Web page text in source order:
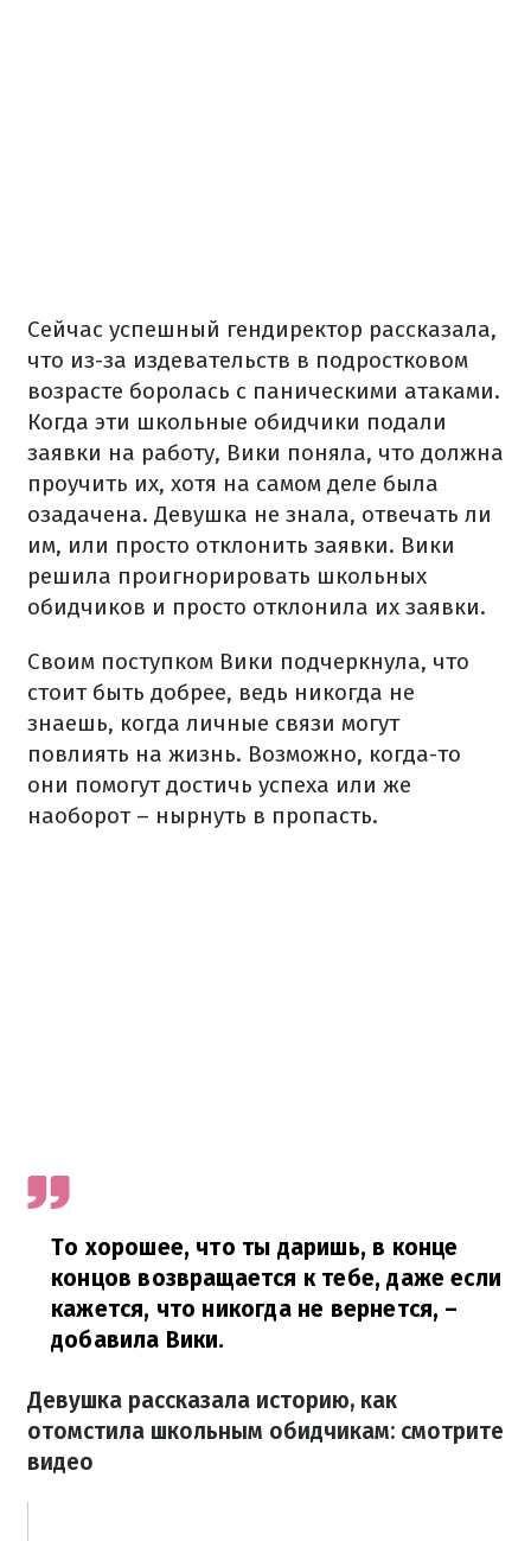
Сейчас успешный гендиректор рассказала,
что из-за издевательств в подростковом
возрасте боролась с паническими атаками.
Когда эти школьные обидчики подали
заявки на работу, Вики поняла, что должна
проучить их, хотя на самом деле была
озадачена. Девушка не знала, отвечать ли
им, или просто отклонить заявки. Вики
решила проигнорировать школьных
обидчиков и просто отклонила их заявки.
Своим поступком Вики подчеркнула, что
стоит быть добрее, ведь никогда не
знаешь, когда личные связи могут
повлиять на жизнь. Возможно, когда-то
они помогут достичь успеха или же
наоборот – нырнуть в пропасть.
То хорошее, что ты даришь, в конце
концов возвращается к тебе, даже если
кажется, что никогда не вернется, –
добавила Вики.
Девушка рассказала историю, как
отомстила школьным обидчикам: смотрите
видео